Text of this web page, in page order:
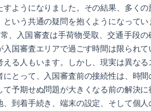
ようになりました。その結果、多くの
いう共通の疑問を抱くようになってい
、入国審査は手荷物受取、交通手段の
国審査エリアで過ごす時間は限られて
る人もいます。しかし、現実は異なる
とって、入国審査前の接続性は、時間
予期せぬ問題が大きくなる前の解決に
到着手続き、端末の設定、そして個人